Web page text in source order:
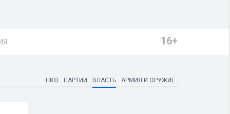
16+
НКО ПАРТИИ ВЛАСТЬ АРМИЯ И ОРУЖИЕ